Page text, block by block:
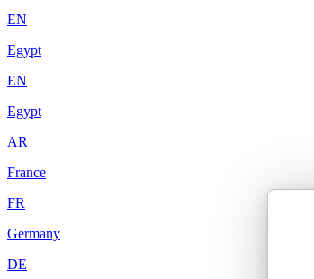
EN
Egypt
EN
Egypt
AR
France
FR
Germany
DE